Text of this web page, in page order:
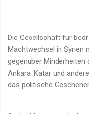
Die Gesellschaft für
Machtwechsel in Syrien
gegenüber
Ankara, Katar und
das politische